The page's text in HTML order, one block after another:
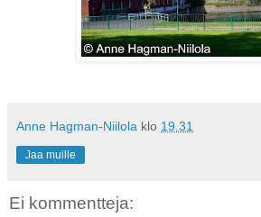
Anne Hagman-Niilola klo 19.31
Jaa muille
Ei kommentteja: